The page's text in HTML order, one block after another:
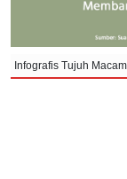
Infografis Tujuh